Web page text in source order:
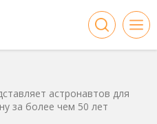
астронавтов для
за более чем 50 лет